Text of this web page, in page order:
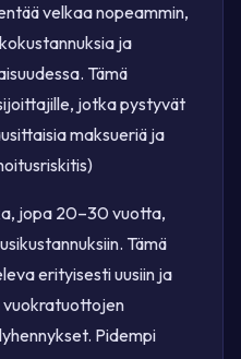
velkaa nopeammin,
ja
Tämä
jotka pystyvät
maksueriä ja
jopa 20–30 vuotta,
Tämä
erityisesti uusiin ja
vuokratuottojen
Pidempi